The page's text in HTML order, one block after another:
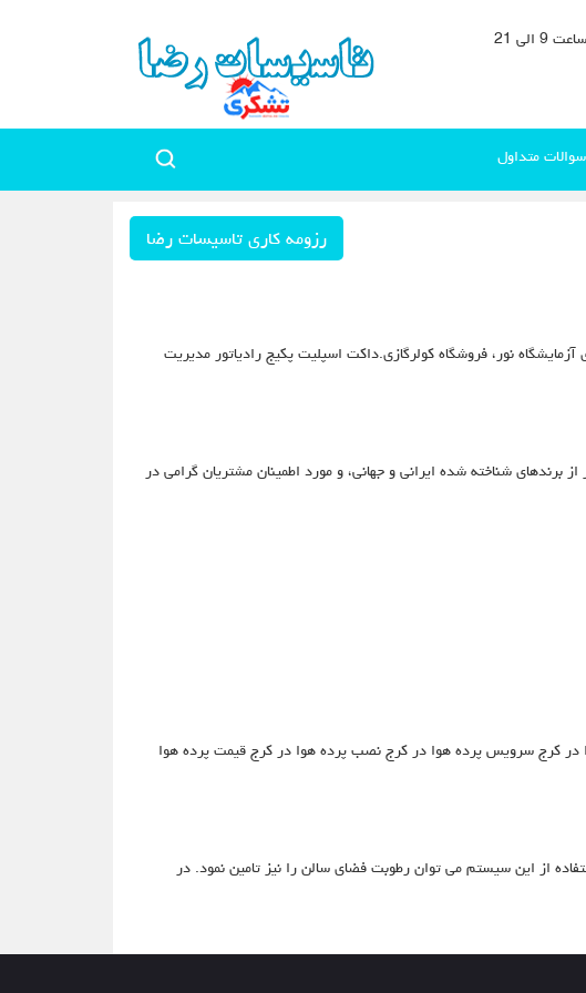
21
سوالات متداول
رزومه کاری تاسیسات رضا
کلانتری 11، خیابان سردار حنیفه (شهربانی) روبروی آزمایشگاه نور، فروشگاه کولرگازی.داکت اسپلیت پکیج رادیاتور مدیریت
از 25سال سابقه کار درخشان و دارای مجوز معتبر از برندهای شناخته شده ایرانی و جهانی، و مورد اطمینان مشتریان گرامی در
در کرج سرویس پرده هوا در کرج نصب پرده هوا در کرج قیمت پرده هوا
از این سیستم می توان رطوبت فضای سالن را نیز تامین نمود. در